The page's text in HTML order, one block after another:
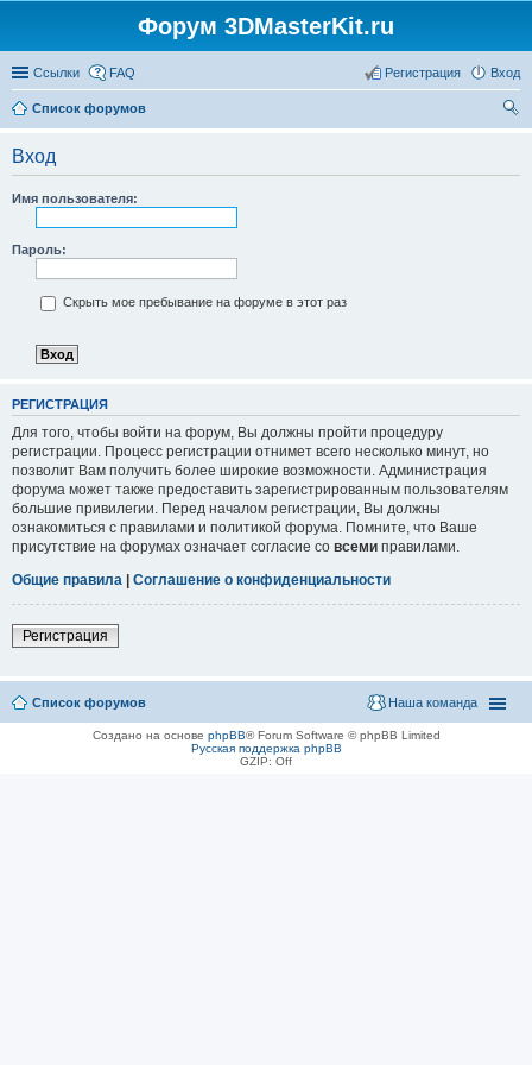
Форум 3DMasterKit.ru
Ссылки FAQ Вход
Регистрация
Список форумов
Вход
Имя пользователя:
Пароль:
Скрыть мое пребывание на форуме в этот раз
РЕГИСТРАЦИЯ
Для того, чтобы войти на форум, Вы должны пройти процедуру
регистрации. Процесс регистрации отнимет всего несколько минут, но
позволит Вам получить более широкие возможности. Администрация
форума может также предоставить зарегистрированным пользователям
большие привилегии. Перед началом регистрации, Вы должны
ознакомиться с правилами и политикой форума. Помните, что Ваше
присутствие на форумах означает согласие со всеми правилами.
Общие правила | Соглашение о конфиденциальности
Регистрация
Список форумов Наша команда
Создано на основе phpBB® Forum Software © phpBB Limited
Русская поддержка phpBB
GZIP: Off